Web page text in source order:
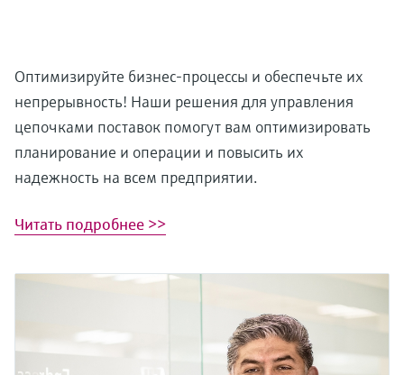
Оптимизируйте бизнес-процессы и обеспечьте их
непрерывность! Наши решения для управления
цепочками поставок помогут вам оптимизировать
планирование и операции и повысить их
надежность на всем предприятии.
Читать подробнее >>